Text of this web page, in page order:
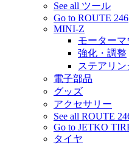
See all ツール
Go to ROUTE 246
MINI-Z
モーターマ
強化・調整
ステアリン
電子部品
グッズ
アクセサリー
See all ROUTE
Go to JETKO
タイヤ